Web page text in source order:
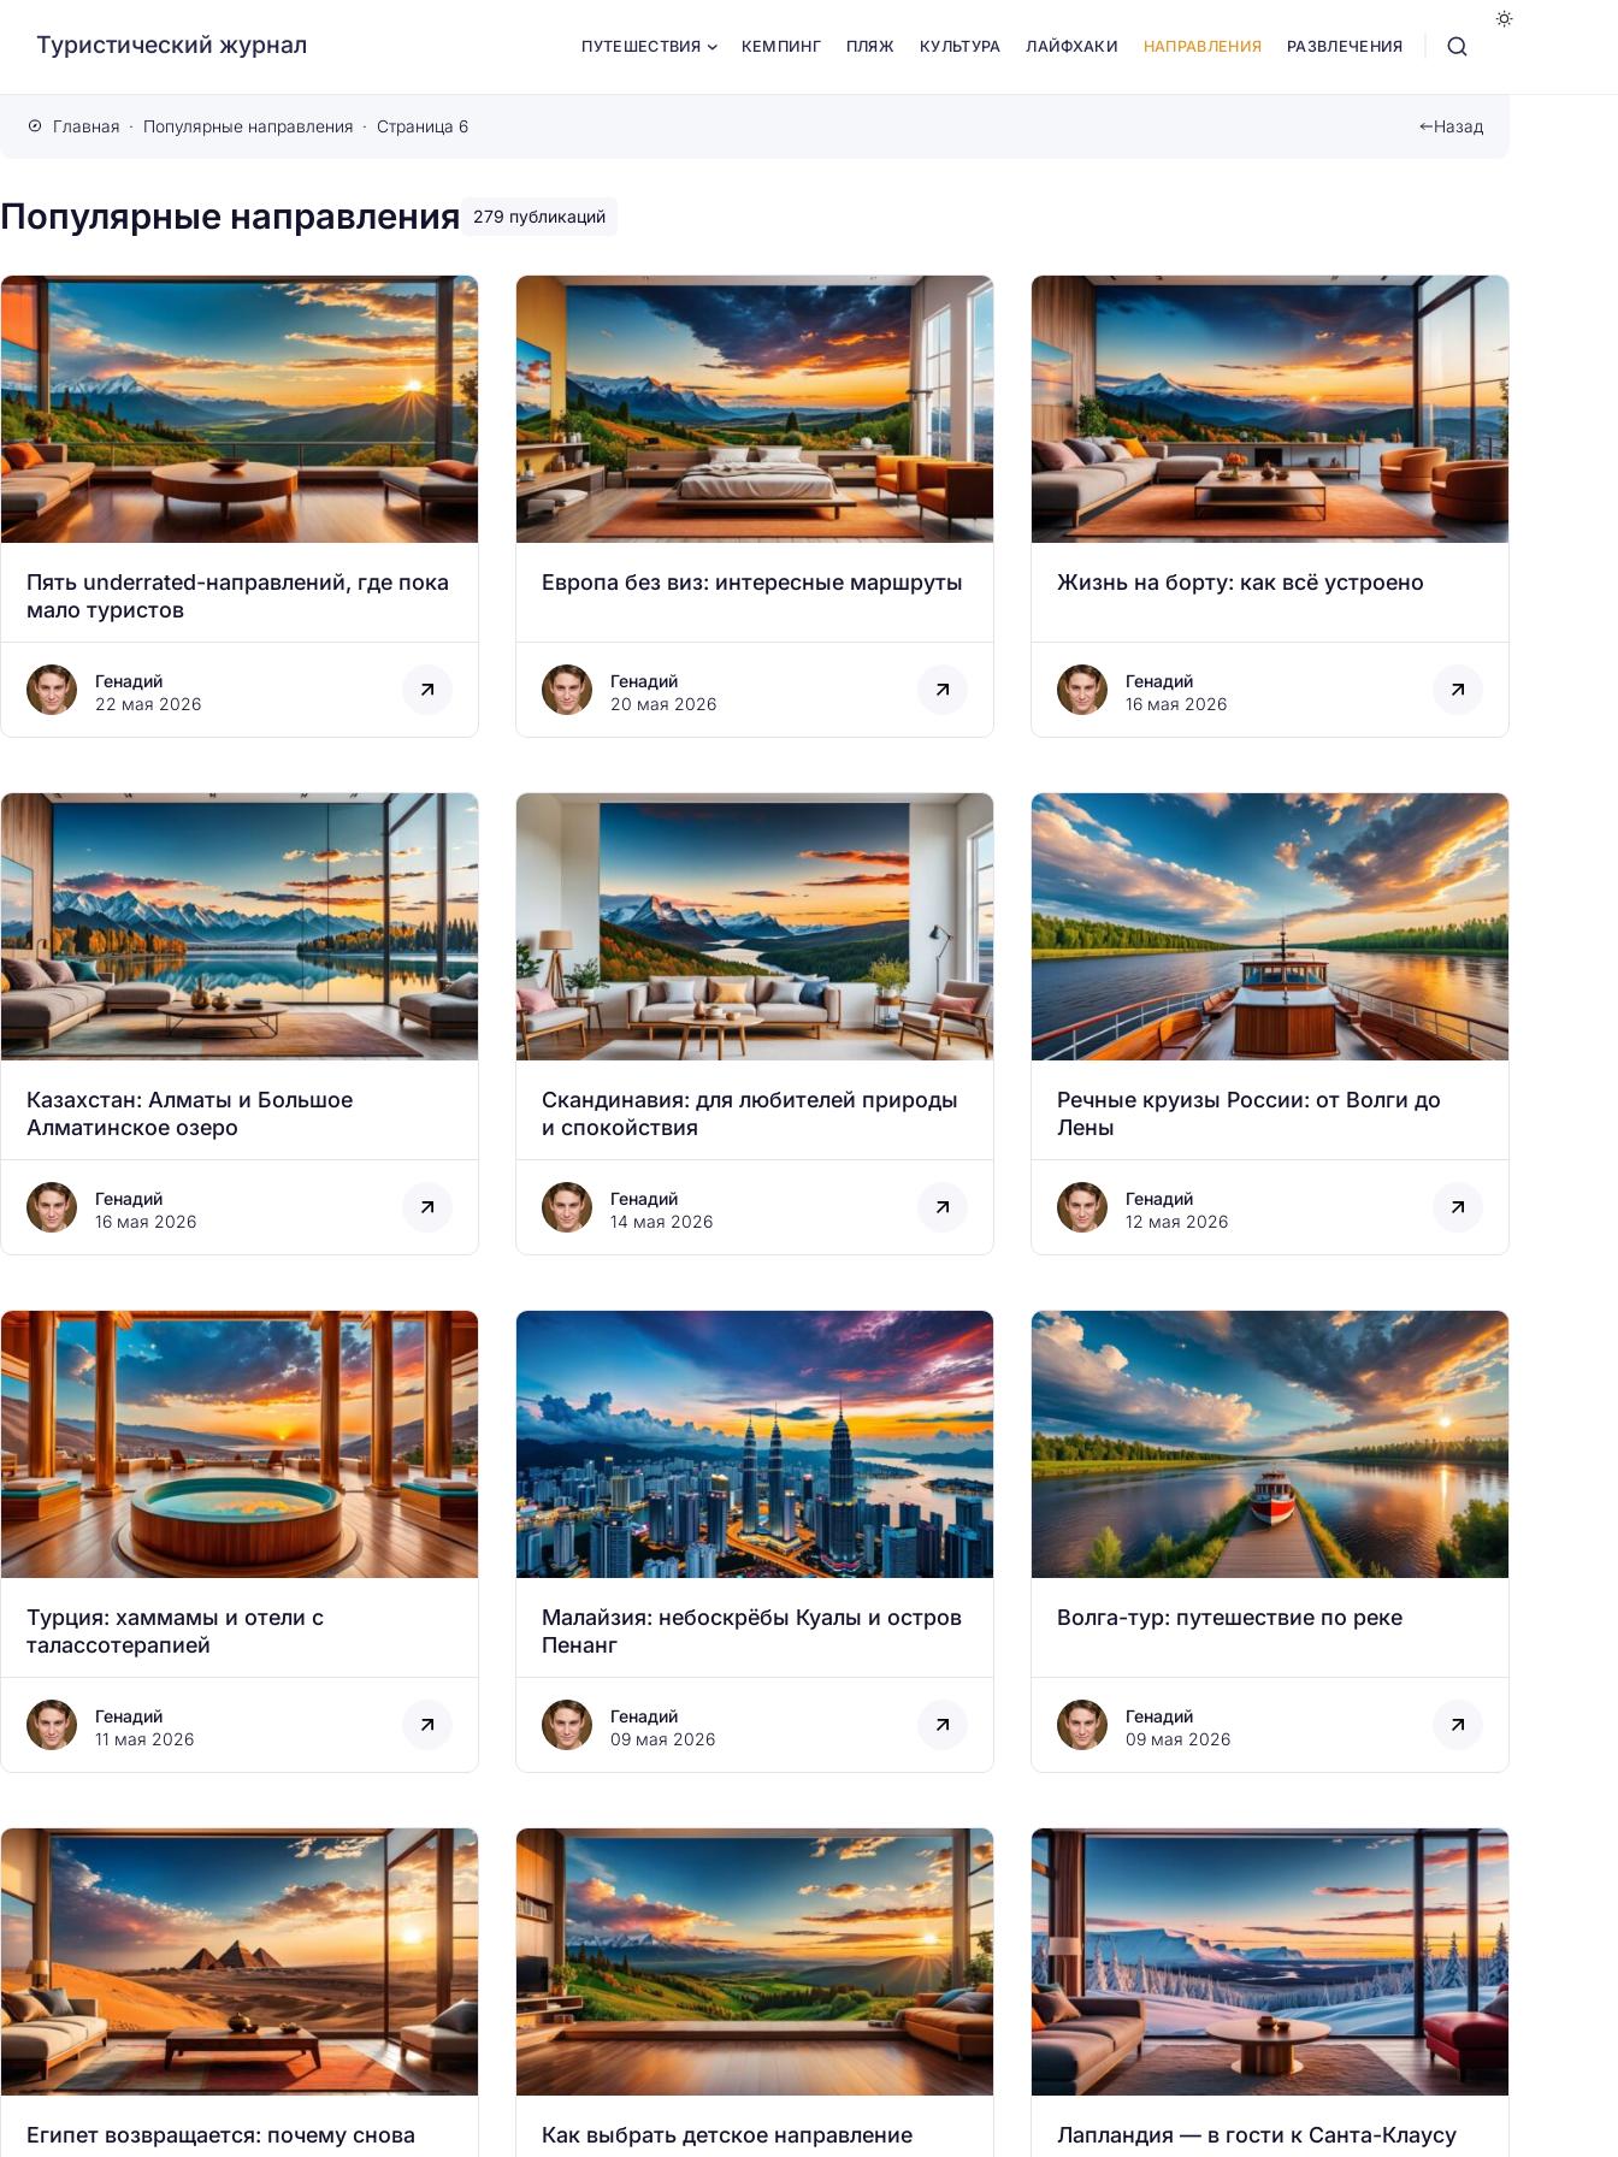
Туристический журнал ПУТЕШЕСТВИЯ КЕМПИНГ ПЛЯЖ КУЛЬТУРА ЛАЙФХАКИ НАПРАВЛЕНИЯ РАЗВЛЕЧЕНИЯ
Главная Популярные направления Страница 6 Назад
Популярные направления 279 публикаций
Пять underrated-направлений, где пока
мало туристов
Генадий
22 мая 2026
Европа без виз: интересные маршруты
Генадий
20 мая 2026
Жизнь на борту: как всё устроено
Генадий
16 мая 2026
Казахстан: Алматы и Большое
Алматинское озеро
Генадий
16 мая 2026
Скандинавия: для любителей природы
и спокойствия
Генадий
14 мая 2026
Речные круизы России: от Волги до
Лены
Генадий
12 мая 2026
Турция: хаммамы и отели с
талассотерапией
Генадий
11 мая 2026
Малайзия: небоскрёбы Куалы и остров
Пенанг
Генадий
09 мая 2026
Волга-тур: путешествие по реке
Генадий
09 мая 2026
Египет возвращается: почему снова
Как выбрать детское направление Лапландия — в гости к Санта-Клаусу
а
т